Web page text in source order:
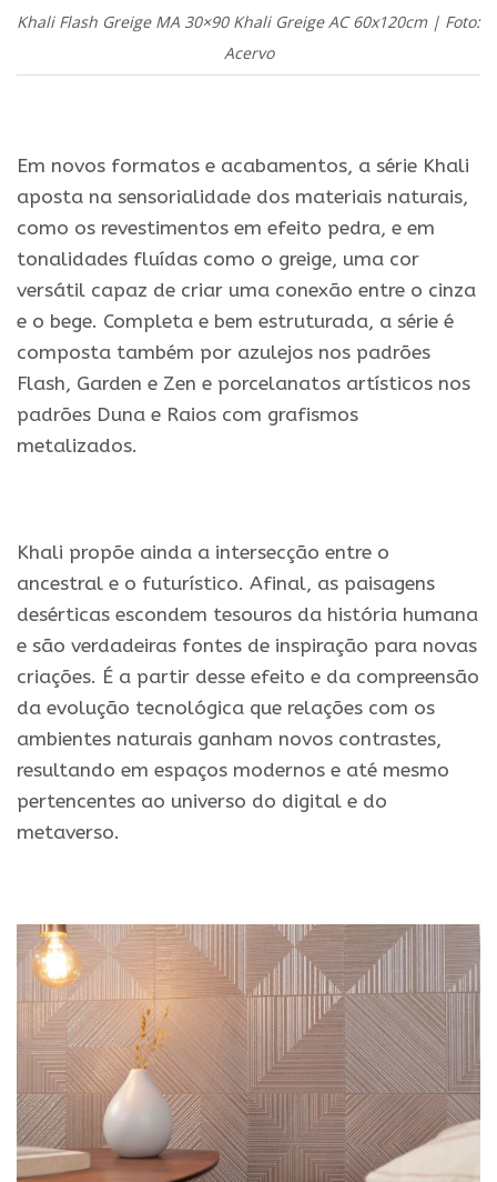
Khali Flash Greige MA 30×90 Khali Greige AC 60x120cm | Foto:
Acervo
Em novos formatos e acabamentos, a série Khali
aposta na sensorialidade dos materiais naturais,
como os revestimentos em efeito pedra, e em
tonalidades fluídas como o greige, uma cor
versátil capaz de criar uma conexão entre o cinza
e o bege. Completa e bem estruturada, a série é
composta também por azulejos nos padrões
Flash, Garden e Zen e porcelanatos artísticos nos
padrões Duna e Raios com grafismos
metalizados.
Khali propõe ainda a intersecção entre o
ancestral e o futurístico. Afinal, as paisagens
desérticas escondem tesouros da história humana
e são verdadeiras fontes de inspiração para novas
criações. É a partir desse efeito e da compreensão
da evolução tecnológica que relações com os
ambientes naturais ganham novos contrastes,
resultando em espaços modernos e até mesmo
pertencentes ao universo do digital e do
metaverso.